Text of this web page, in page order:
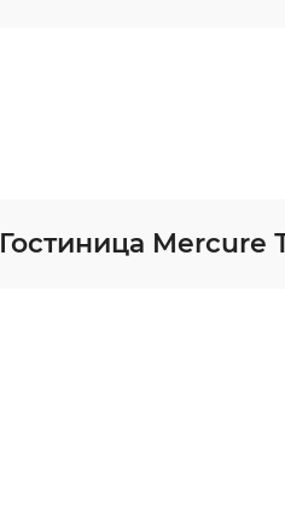
Гостиница Mercure